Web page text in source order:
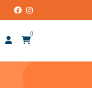
0